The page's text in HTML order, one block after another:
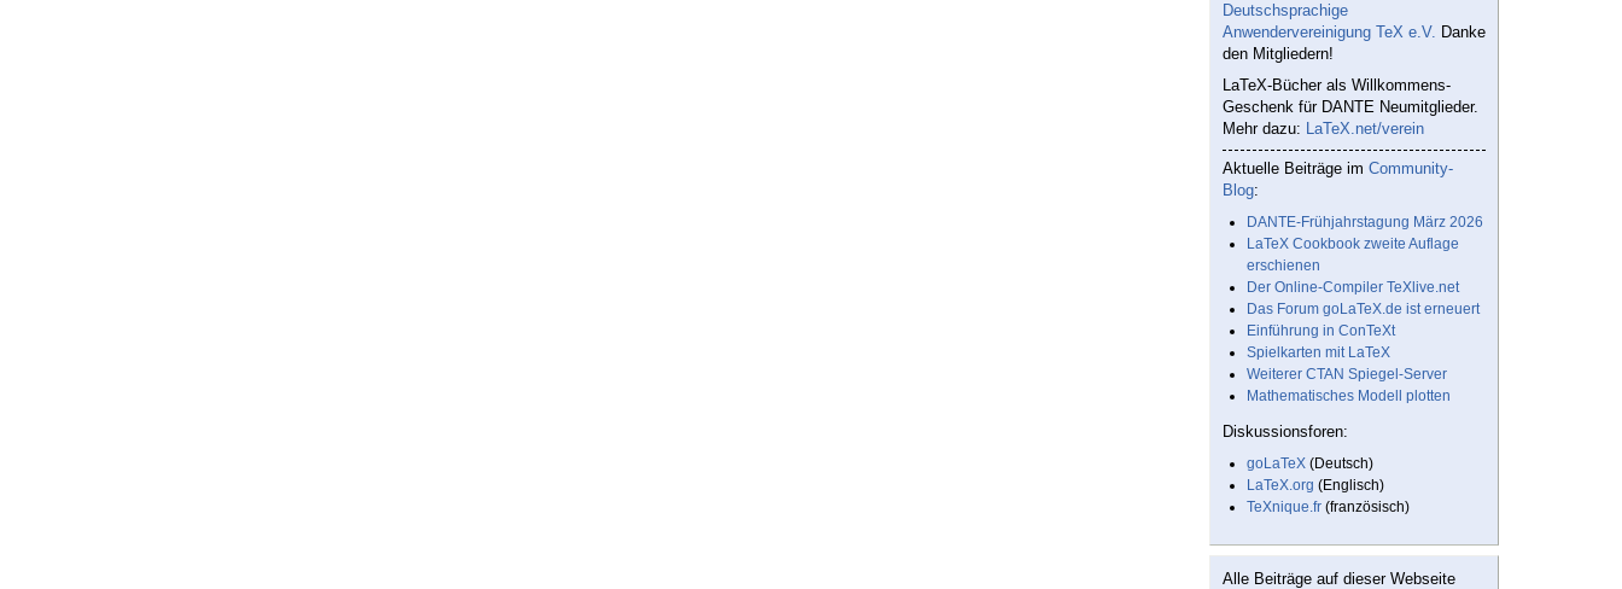
Deutschsprachige
Anwendervereinigung TeX e.V. Danke
den Mitgliedern!
LaTeX-Bücher als Willkommens-
Geschenk für DANTE Neumitglieder.
Mehr dazu: LaTeX.net/verein
Aktuelle Beiträge im Community-
Blog:
DANTE-Frühjahrstagung März 2026
LaTeX Cookbook zweite Auflage
erschienen
Der Online-Compiler TeXlive.net
Das Forum goLaTeX.de ist erneuert
Einführung in ConTeXt
Spielkarten mit LaTeX
Weiterer CTAN Spiegel-Server
Mathematisches Modell plotten
Diskussionsforen:
goLaTeX (Deutsch)
LaTeX.org (Englisch)
TeXnique.fr (französisch)
Alle Beiträge auf dieser Webseite